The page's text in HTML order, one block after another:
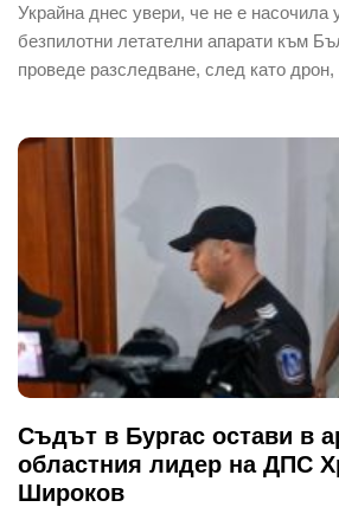
Украйна днес увери, че не е
безпилотни летателни апарати към
проведе разследване, след като
Съдът в Бургас остави в
областния лидер на ДПС
Широков